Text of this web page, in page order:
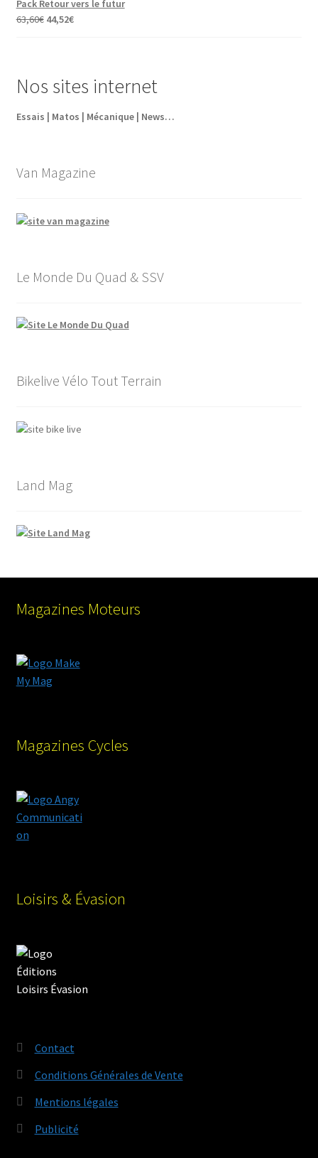
était :est :
Pack Retour vers le futur
63,60€ Le
63,60€.
44,52€Le
44,52€.
Nos sites internet
Essais | Matos | Mécanique | News…
Van Magazine
Le Monde Du Quad & SSV
Bikelive Vélo Tout Terrain
Land Mag
Magazines Moteurs
Magazines Cycles
Loisirs & Évasion
Contact
Conditions Générales de Vente
Mentions légales
Publicité